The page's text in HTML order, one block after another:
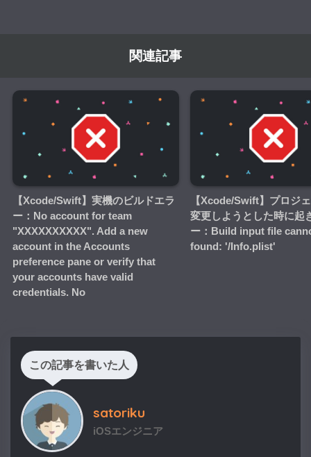
関連記事
【Xcode/Swift】実機のビルドエラ
ー：No account for team
"XXXXXXXXXX". Add a new
account in the Accounts
preference pane or verify that
your accounts have valid
credentials. No
【Xcode/Swift】プロジ
変更しようとした時に起
ー：Build input file
found: '/Info.plist'
この記事を書いた人
satoriku
iOSエンジニア